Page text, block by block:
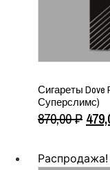
Сигареты Dove
Суперслимс)
870,00₽
Распродажа!